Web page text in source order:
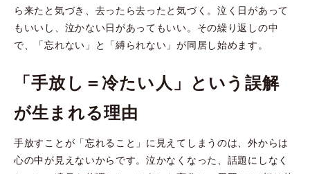
ら来たと気づき、去ったら去ったと気づく。泣く日があって
もいいし、泣かない日があってもいい。その繰り返しの中
で、「忘れない」と「縛られない」が同居し始めます。
「手放し＝冷たい人」という誤解
が生まれる理由
手放すことが「忘れること」に見えてしまうのは、外からは
心の中が見えないからです。泣かなくなった、話題にしなく